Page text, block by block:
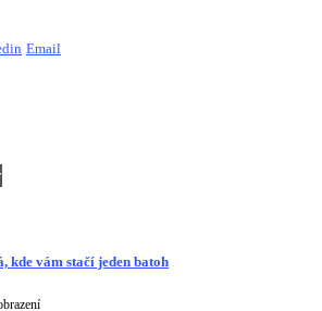
Email
kde vám stačí jeden batoh